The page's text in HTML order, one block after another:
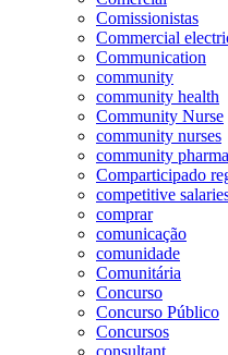
Comissionistas
Commercial
Communication
community
community health
Community Nurse
community nurses
community
Comparticipado
competitive
comprar
comunicação
comunidade
Comunitária
Concurso
Concurso Público
Concursos
consultant